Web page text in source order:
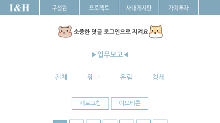
소중한 덧글 로그인으로 지켜요
▶업무보고◀
전체 웨나 운림 창세
새로고침 이모티콘